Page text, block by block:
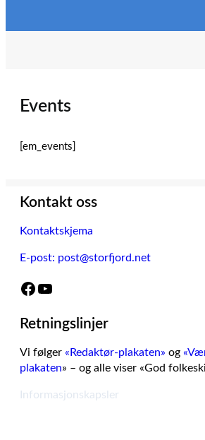
Events
[em_events]
Kontakt oss
Kontaktskjema
E-post: post@storfjord.net
Facebook YouTube
Retningslinjer
Vi følger «Redaktør-plakaten» og
plakaten» – og alle viser «God
Informasjonskapsler